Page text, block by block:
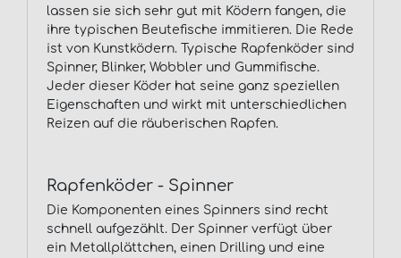
lassen sie sich sehr gut mit Ködern fangen, die
ihre typischen Beutefische immitieren. Die Rede
ist von Kunstködern. Typische Rapfenköder sind
Spinner, Blinker, Wobbler und Gummifische.
Jeder dieser Köder hat seine ganz speziellen
Eigenschaften und wirkt mit unterschiedlichen
Reizen auf die räuberischen Rapfen.
Rapfenköder - Spinner
Die Komponenten eines Spinners sind recht
schnell aufgezählt. Der Spinner verfügt über
ein Metallplättchen, einen Drilling und eine